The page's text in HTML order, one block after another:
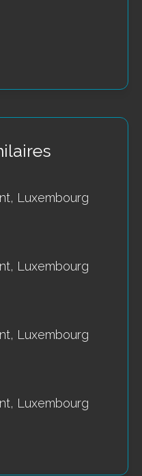
Luxembourg
Luxembourg
Luxembourg
Luxembourg